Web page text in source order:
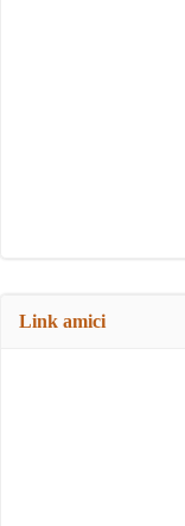
Link amici